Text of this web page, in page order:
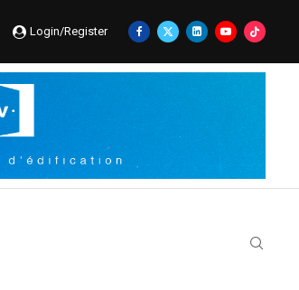
Login/Register